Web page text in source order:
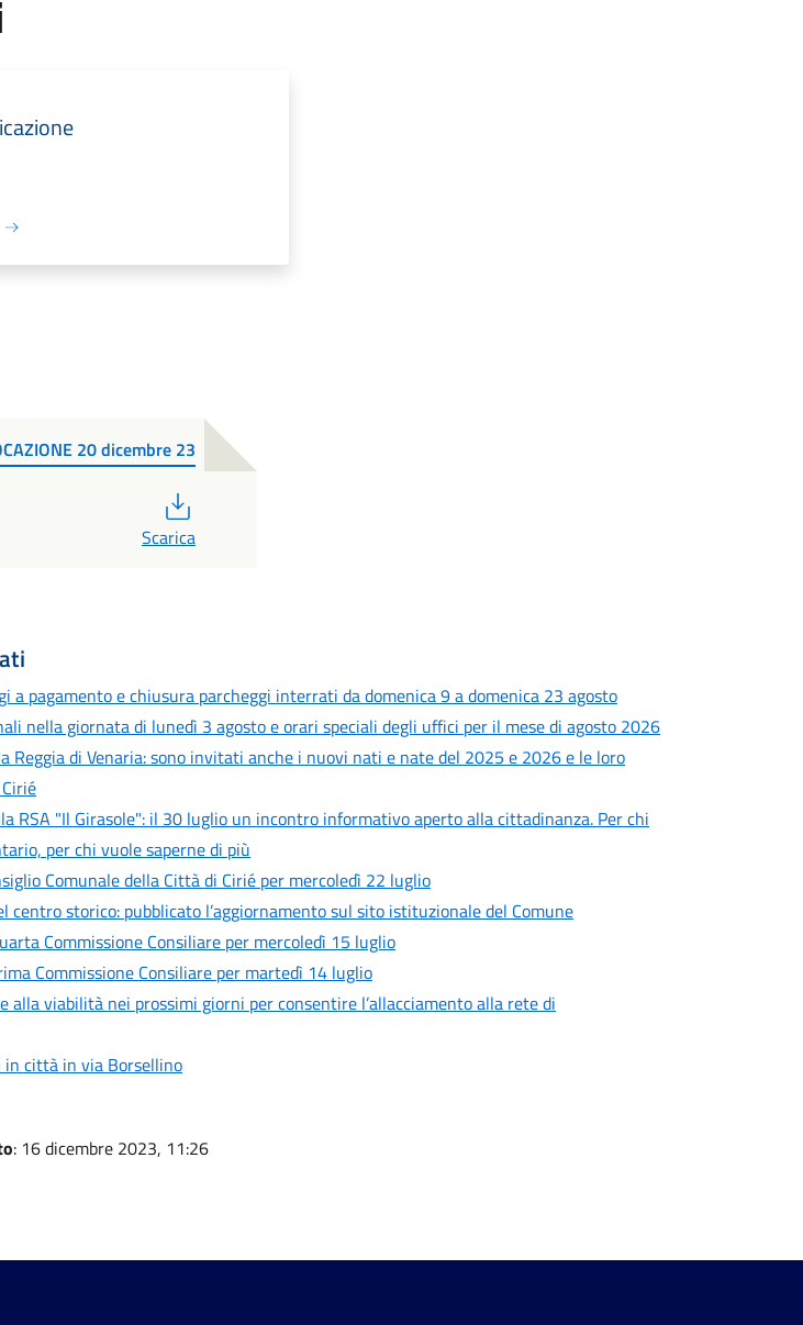
20 dicembre 23
Scarica
a pagamento e chiusura parcheggi interrati da domenica 9 a domenica 23 agosto
nella giornata di lunedì 3 agosto e orari speciali degli uffici per il mese di agosto 2026
Reggia di Venaria: sono invitati anche i nuovi nati e nate del 2025 e 2026 e le loro
RSA "Il Girasole": il 30 luglio un incontro informativo aperto alla cittadinanza. Per chi
per chi vuole saperne di più
Comunale della Città di Cirié per mercoledì 22 luglio
centro storico: pubblicato l’aggiornamento sul sito istituzionale del Comune
Commissione Consiliare per mercoledì 15 luglio
Commissione Consiliare per martedì 14 luglio
alla viabilità nei prossimi giorni per consentire l’allacciamento alla rete di
in città in via Borsellino
: 16 dicembre 2023, 11:26